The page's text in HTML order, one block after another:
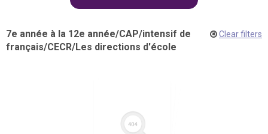
7e année à la 12e année/CAP/intensif de
français/CECR/Les directions d'école
Clear filters